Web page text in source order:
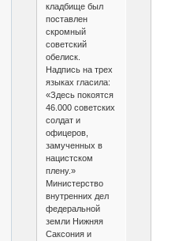
кладбище был
поставлен
скромный
советский
обелиск.
Надпись на трех
языках гласила:
«Здесь покоятся
46.000 советских
солдат и
офицеров,
замученных в
нацистском
плену.»
Министерство
внутренних дел
федеральной
земли Нижняя
Саксония и